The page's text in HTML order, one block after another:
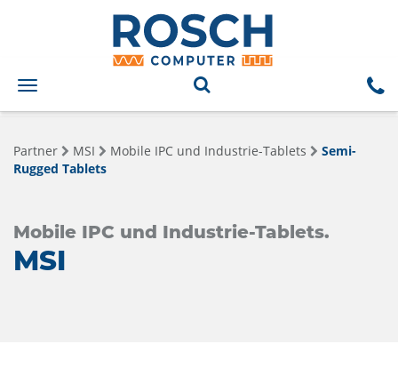
Toggle
navigation
Partner MSI Mobile IPC und Industrie-Tablets
Semi-
Rugged Tablets
Mobile IPC und Industrie-Tablets.
MSI